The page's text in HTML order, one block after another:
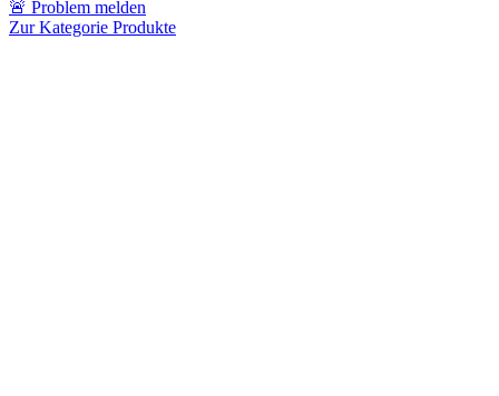
🚨 Problem melden
Zur Kategorie Produkte